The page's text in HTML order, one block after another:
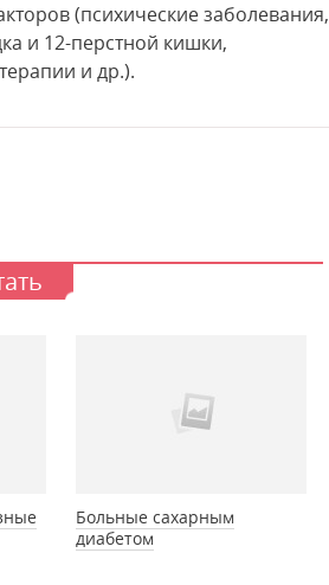
(психические заболевания,
и 12-перстной кишки,
и др.).
Больные сахарным
диабетом